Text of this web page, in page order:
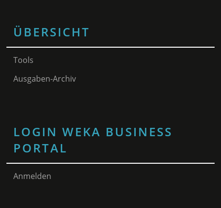
ÜBERSICHT
Tools
Ausgaben-Archiv
LOGIN WEKA BUSINESS
PORTAL
Anmelden